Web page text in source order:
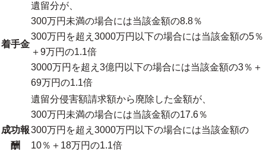
着手金
遺留分が、
300万円未満の場合には当該金額の8.8％
300万円を超え3000万円以下の場合には当該金額の5％
＋9万円の1.1倍
3000万円を超え3億円以下の場合には当該金額の3％＋
69万円の1.1倍
成功報
酬
遺留分侵害額請求額から廃除した金額が、
300万円未満の場合には当該金額の17.6％
300万円を超え3000万円以下の場合には当該金額の
10％＋18万円の1.1倍